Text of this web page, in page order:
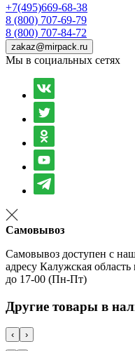
+7(495)669-68-38
8 (800) 707-69-79
8 (800) 707-84-72
zakaz@mirpack.ru
Мы в социальных сетях
Самовывоз
Самовывоз доступен с
адресу Калужская
до 17-00 (Пн-Пт)
Другие товары в
‹ ›